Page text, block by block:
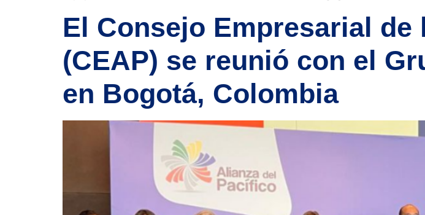
El Consejo Empresarial
(CEAP) se reunió con el
en Bogotá, Colombia